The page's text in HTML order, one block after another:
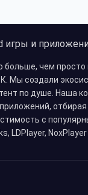
больше, чем просто
Мы создали
по душе. Наша
с
LDPlayer,